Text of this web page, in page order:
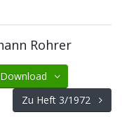
Rohrer
Download
Zu Heft 3/1972